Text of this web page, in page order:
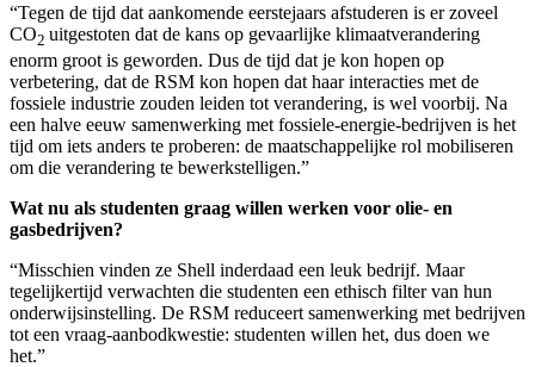
“Tegen de tijd dat aankomende eerstejaars afstuderen is er zoveel
CO2 uitgestoten dat de kans op gevaarlijke klimaatverandering
enorm groot is geworden. Dus de tijd dat je kon hopen op
verbetering, dat de RSM kon hopen dat haar interacties met de
fossiele industrie zouden leiden tot verandering, is wel voorbij. Na
een halve eeuw samenwerking met fossiele-energie-bedrijven is het
tijd om iets anders te proberen: de maatschappelijke rol mobiliseren
om die verandering te bewerkstelligen.”
Wat nu als studenten graag willen werken voor olie- en
gasbedrijven?
“Misschien vinden ze Shell inderdaad een leuk bedrijf. Maar
tegelijkertijd verwachten die studenten een ethisch filter van hun
onderwijsinstelling. De RSM reduceert samenwerking met bedrijven
tot een vraag-aanbodkwestie: studenten willen het, dus doen we
het.”